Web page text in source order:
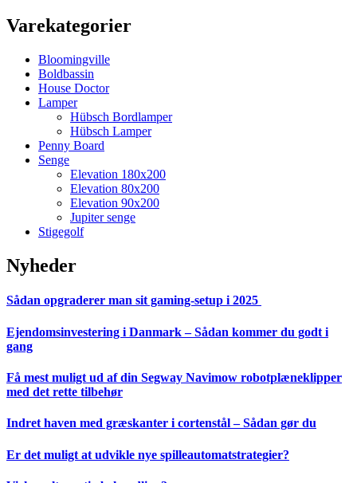
Varekategorier
Bloomingville
Boldbassin
House Doctor
Lamper
Hübsch Bordlamper
Hübsch Lamper
Penny Board
Senge
Elevation 180x200
Elevation 80x200
Elevation 90x200
Jupiter senge
Stigegolf
Nyheder
Sådan opgraderer man sit gaming-setup i 2025
Ejendomsinvestering i Danmark – Sådan kommer du godt i
gang
Få mest muligt ud af din Segway Navimow robotplæneklipper
med det rette tilbehør
Indret haven med græskanter i cortenstål – Sådan gør du
Er det muligt at udvikle nye spilleautomatstrategier?